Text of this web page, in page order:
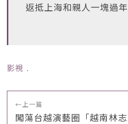
返抵上海和親人一塊過年
影視 ﹒
←上一篇
闖蕩台越演藝圈「越南林